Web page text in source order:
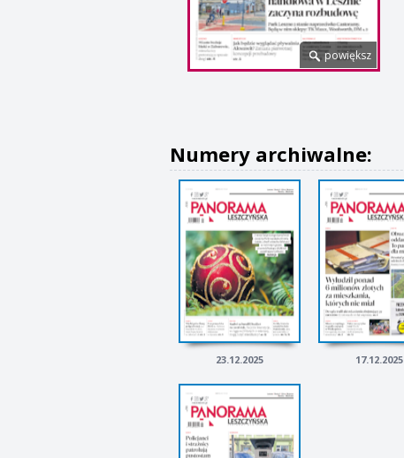
powiększ
Numery archiwalne:
23.12.2025 17.12.2025